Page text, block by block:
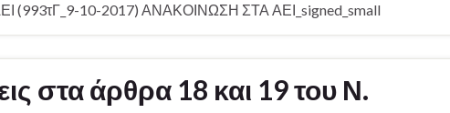
10-2017) ΑΝΑΚΟΙΝΩΣΗ ΣΤΑ ΑΕΙ_signed_small
στα άρθρα 18 και 19 του Ν.